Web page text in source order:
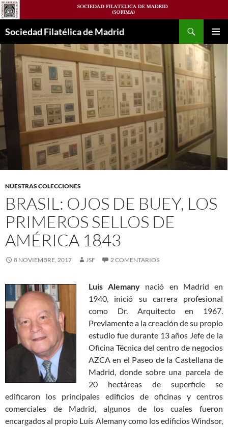
Saltar
al
contenido
Sociedad Filatélica de Madrid
MENÚ
NUESTRAS COLECCIONES
BRASIL: OJOS DE BUEY, LOS
PRIMEROS SELLOS DE
AMÉRICA 1843
8 NOVIEMBRE, 2017 JSF 2 COMENTARIOS
Luis Alemany nació en Madrid en
1940, inició su carrera profesional
como Dr. Arquitecto en 1967.
Previamente a la creación de su propio
estudio fue durante 13 años Jefe de la
Oficina Técnica del centro de negocios
AZCA en el Paseo de la Castellana de
Madrid, donde sobre una parcela de
20 hectáreas de superficie se
edificaron los principales edificios de oficinas y centros
comerciales de Madrid, algunos de los cuales fueron
encargados al propio Luís Alemany como los edificios Windsor,